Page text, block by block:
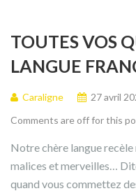
TOUTES VOS
LANGUE
Caraligne 27 avril
Comments are off for this
Notre chère langue
malices et merveilles…
quand vous commettez